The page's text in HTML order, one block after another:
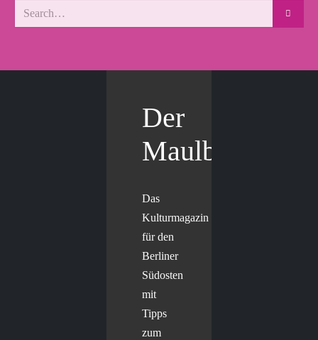
Der
Maulbär
Das
Kulturmagazin
für den
Berliner
Südosten
mit
Tipps
zum